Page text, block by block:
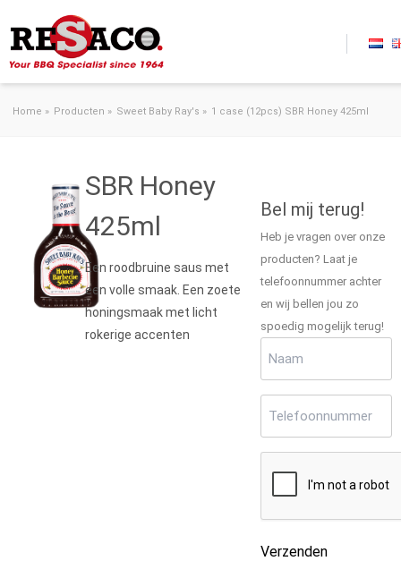
Home » Producten » Sweet Baby Ray's » 1 case (12pcs) SBR Honey 425ml
SBR Honey
425ml
Een roodbruine saus met
een volle smaak. Een zoete
honingsmaak met licht
rokerige accenten
Bel mij terug!
Heb je vragen over onze
producten? Laat je
telefoonnummer achter
en wij bellen jou zo
spoedig mogelijk terug!
Verzenden